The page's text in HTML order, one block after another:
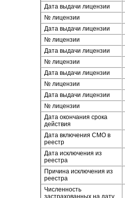
Дата выдачи лицензии
№ лицензии
Дата выдачи лицензии
№ лицензии
Дата выдачи лицензии
№ лицензии
Дата выдачи лицензии
№ лицензии
Дата выдачи лицензии
№ лицензии
Дата окончания срока
действия
Дата включения СМО в
реестр
Дата исключения из
реестра
Причина исключения из
реестра
Численность
застрахованных на дату